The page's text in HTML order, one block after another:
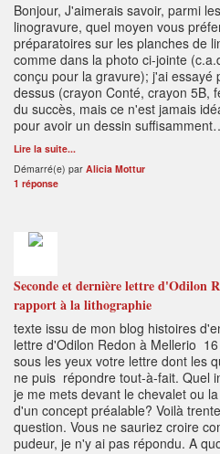
Bonjour, J'aimerais savoir, parmi
linogravure, quel moyen vous
préparatoires sur les planches de
comme dans la photo ci-jointe
conçu pour la gravure); j'ai essayé
dessus (crayon Conté, crayon 5B,
du succès, mais ce n'est jamais
pour avoir un dessin
Lire la suite...
Démarré(e) par Alicia Mottur
1 réponse
Seconde et dernière lettre d'Odilon
rapport à la lithographie
texte issu de mon blog histoires
lettre d'Odilon Redon à Mellerio
sous les yeux votre lettre dont les
ne puis répondre tout-à-fait. Quel
je me mets devant le chevalet ou
d'un concept préalable? Voilà
question. Vous ne sauriez croire
pudeur, je n'y ai pas répondu. A